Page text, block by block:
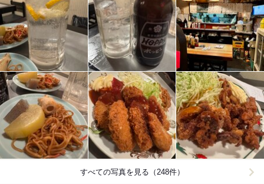
すべての写真を見る（248件）